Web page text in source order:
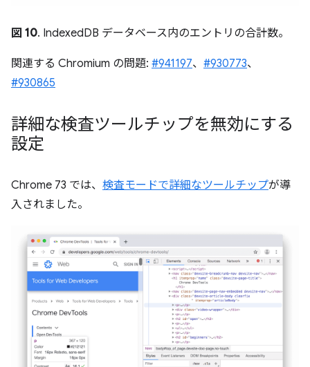
図 10. IndexedDB データベース内のエントリの合計数。
関連する Chromium の問題: #941197、 #930773、
#930865
詳細な検査ツールチップを無効にする
設定
Chrome 73 では、 検査モードで詳細なツールチップが導
入されました。